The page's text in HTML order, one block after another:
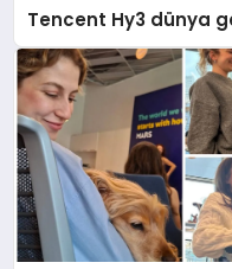
Tencent Hy3 dünya